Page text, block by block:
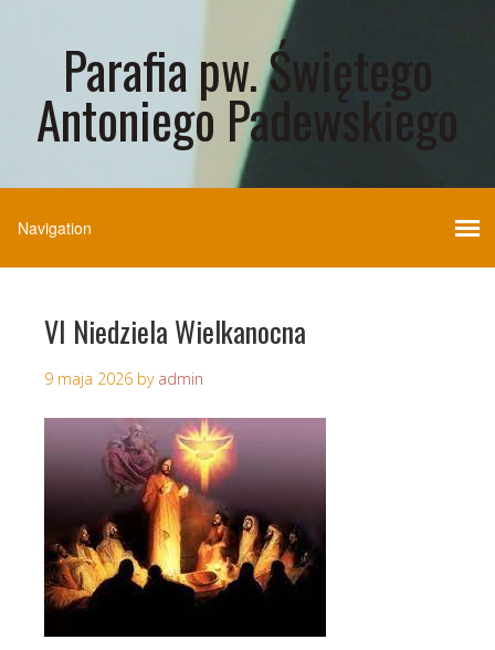
Parafia pw. Świętego
Antoniego Padewskiego
VI Niedziela Wielkanocna
9 maja 2026 by admin